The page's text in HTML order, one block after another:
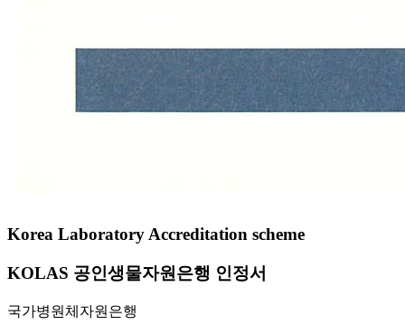
Korea Laboratory Accreditation scheme
KOLAS 공인생물자원은행 인정서
국가병원체자원은행